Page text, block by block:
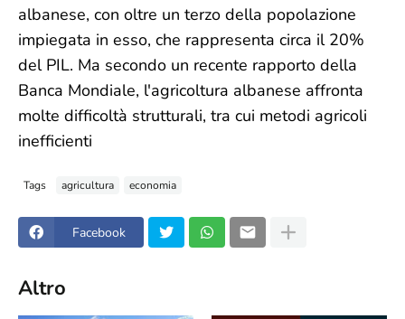
albanese, con oltre un terzo della popolazione
impiegata in esso, che rappresenta circa il 20%
del PIL. Ma secondo un recente rapporto della
Banca Mondiale, l'agricoltura albanese affronta
molte difficoltà strutturali, tra cui metodi agricoli
inefficienti
Tags agricultura economia
Facebook
Altro